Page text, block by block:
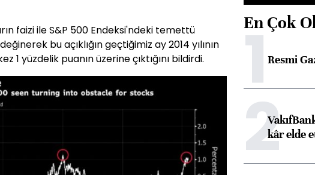
faizi ile S&P 500 Endeksi'ndeki temettü
bu açıklığın geçtiğimiz ay 2014 yılının
1 yüzdelik puanın üzerine çıktığını bildirdi.
En Çok
1Resmi
2kâr elde